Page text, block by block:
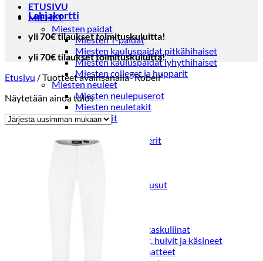
ETUSIVU
MIEHET
Miesten paidat
Miesten T-paidat
Miesten kauluspaidat pitkähihaiset
Miesten kauluspaidat lyhythihaiset
Miesten colleget ja hupparit
Miesten neuleet
Miesten neulepuserot
Miesten neuletakit
Puvut ja blazerit
Puvut
Puvuntakit ja blazerit
Miesten housut
Miesten collegehousut
Solmiot, rusetit ja taskuliinat
Miesten päähineet, huivit ja käsineet
Miesten yöasut ja alusvaatteet
Lahjakortti
yli 70€ tilaukset toimituskuluitta!
yli 70€ tilaukset toimituskuluitta!
Etusivu /Tuotteet avainsanalla “Robell”
Näytetään ainoa tulos